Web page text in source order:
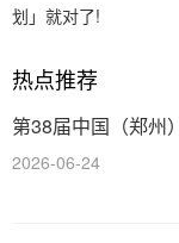
划」就对了!
热点推荐
第38届中国（郑州
2026-06-24